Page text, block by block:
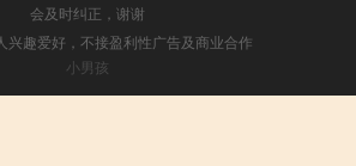
会及时纠正，谢谢
兴趣爱好，不接盈利性广告及商业合作
小男孩